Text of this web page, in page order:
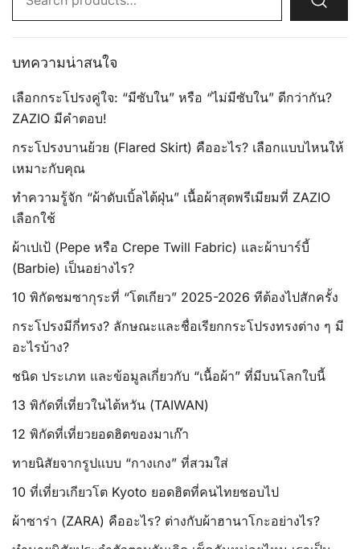
for:
บทความน่าสนใจ
เลือกกระโปรงคู่ใจ: “มีซับใน” หรือ “ไม่มีซับใน” ดีกว่ากัน?
ZAZIO มีคำตอบ!
กระโปรงบานย้วย (Flared Skirt) คืออะไร? เลือกแบบไหนให้
เหมาะกับคุณ
ทำความรู้จัก “ผ้าดับเบิ้ลไต้ฝุ่น” เนื้อผ้าสุดพรีเมียมที่ ZAZIO
เลือกใช้
ผ้าเปเป้ (Pepe หรือ Crepe Twill Fabric) และผ้าบาร์บี้
(Barbie) เป็นอย่างไร?
10 พิกัดชมซากุระที่ “โตเกียว” 2025-2026 ทีต้องไปสักครั้ง
กระโปรงมีกี่ทรง? ลักษณะและชื่อเรียกกระโปรงทรงต่าง ๆ มี
อะไรบ้าง?
ชนิด ประเภท และข้อมูลเกี่ยวกับ “เนื้อผ้า” ที่มีบนโลกใบนี้
13 พิกัดที่เที่ยวในไต้หวัน (TAIWAN)
12 พิกัดที่เที่ยวยอดฮิตของมาเก๊า
ทายนิสัยจากรูปแบบ “กางเกง” ที่สวมใส่
10 ที่เที่ยวเกียวโต Kyoto ยอดฮิตที่คนไทยชอบไป
ผ้าซาร่า (ZARA) คืออะไร? ต่างกับผ้าฮานาโกะอย่างไร?